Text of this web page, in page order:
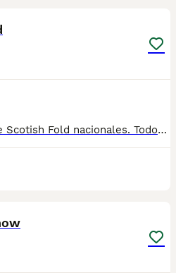
Espectaculares camada de Scotish Fold nacionales. Todos los cachorritos se entregan con unos dos meses y medio de edad y sus vacunas correspondientes, desparasitados interna y externamente, con certificado de salud, y garantía tanto por enfermedad vírica como congénito genética. Posibilidad de entregar en toda España mediante transporte propio preparado para animales y con chofer privado. Los precios pueden variar según las características y morfología de cada cachorro. Añádenos al whatsapp o llámanos, y encantados atenderemos todas tus dudas y consultas. Teléfono / Whatsapp: 641 92 23 90